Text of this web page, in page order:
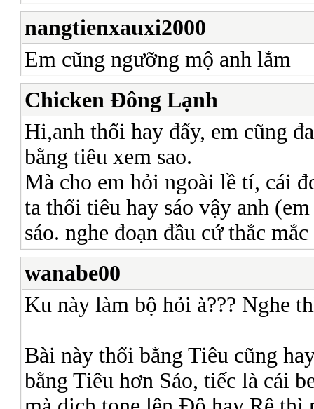
nangtienxauxi2000
Em cũng ngưỡng mộ anh lắm
Chicken Đông Lạnh
Hi,anh thổi hay đấy, em cũng
bằng tiêu xem sao.
Mà cho em hỏi ngoài lề tí, cái
ta thổi tiêu hay sáo vậy anh
sáo. nghe đoạn đầu cứ thắc
wanabe00
Ku này làm bộ hỏi à??? Nghe
Bài này thổi bằng Tiêu cũng
bằng Tiêu hơn Sáo, tiếc là cái